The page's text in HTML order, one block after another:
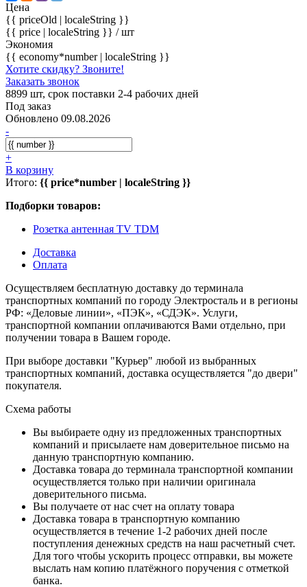
Цена
{{ priceOld | localeString }}
{{ price | localeString }} / шт
Экономия
{{ economy*number | localeString }}
Хотите скидку? Звоните!
Заказать звонок
8899 шт, срок поставки 2-4 рабочих дней
Под заказ
Обновлено 09.08.2026
-
+
В корзину
Итого: {{ price*number | localeString }}
Подборки товаров:
Розетка антенная TV TDM
Доставка
Оплата
Осуществляем бесплатную доставку до терминала
транспортных компаний по городу Электросталь и в регионы
РФ: «Деловые линии», «ПЭК», «СДЭК». Услуги,
транспортной компании оплачиваются Вами отдельно, при
получении товара в Вашем городе.
При выборе доставки "Курьер" любой из выбранных
транспортных компаний, доставка осуществляется "до двери"
покупателя.
Схема работы
Вы выбираете одну из предложенных транспортных
компаний и присылаете нам доверительное письмо на
данную транспортную компанию.
Доставка товара до терминала транспортной компании
осуществляется только при наличии оригинала
доверительного письма.
Вы получаете от нас счет на оплату товара
Доставка товара в транспортную компанию
осуществляется в течение 1-2 рабочих дней после
поступления денежных средств на наш расчетный счет.
Для того чтобы ускорить процесс отправки, вы можете
выслать нам копию платёжного поручения с отметкой
банка.